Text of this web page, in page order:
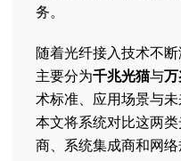
务。
随着光纤接入技术不
主要分为千兆光猫与
术标准、应用场景与未
本文将系统对比这两
商、系统集成商和网络